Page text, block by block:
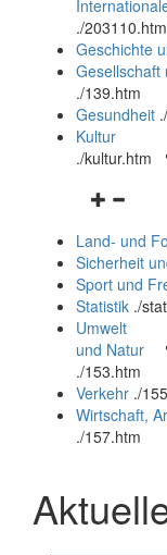
./203110.htm
Geschichte
Gesellschaft
./139.htm
Gesundheit .
Kultur
./kultur.htm
und
schließen
Land- und
Sicherheit
Sport und
Statistik ./
Umwelt
und Natur
./153.htm
Verkehr ./
Wirtschaft,
./157.htm